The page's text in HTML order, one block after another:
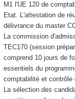
M1 l'UE 120 de
Etat. L'attestation de
délivrance du master
La commission
TEC170 (session
comprend 10 jours de
essentiels du
comptabilité et contrôle
La sélection des